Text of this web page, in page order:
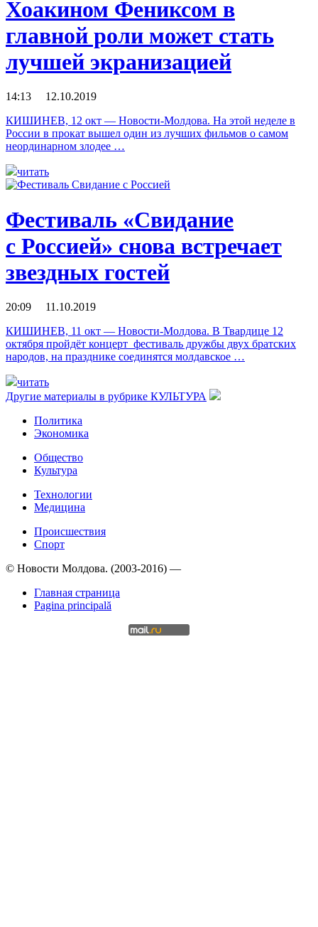
Хоакином Фениксом в
главной роли может стать
лучшей экранизацией
14:13 12.10.2019
КИШИНЕВ, 12 окт — Новости-Молдова. На этой неделе в
России в прокат вышел один из лучших фильмов о самом
неординарном злодее …
читать
Фестиваль «Свидание
с Россией» снова встречает
звездных гостей
20:09 11.10.2019
КИШИНЕВ, 11 окт — Новости-Молдова. В Твардице 12
октября пройдёт концерт фестиваль дружбы двух братских
народов, на празднике соединятся молдавское …
читать
Другие материалы в рубрике КУЛЬТУРА
Политика
Экономика
Общество
Культура
Технологии
Медицина
Происшествия
Спорт
© Новости Молдова. (2003-2016) —
Главная страница
Pagina principală